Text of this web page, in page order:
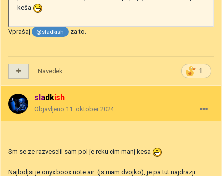
keša
Vprašaj @sladkish za to.
1
Navedek
sladkish
Objavljeno 11. oktober 2024
Sm se ze razveselil sam pol je reku cim manj kesa
Najboljsi je onyx boox note air (js mam dvojko), je pa tut najdrazji